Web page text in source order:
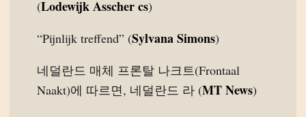
(Lodewijk Asscher cs)
“Pijnlijk treffend” (Sylvana Simons)
네덜란드 매체 프론탈 나크트(Frontaal
Naakt)에 따르면, 네덜란드 라 (MT News)